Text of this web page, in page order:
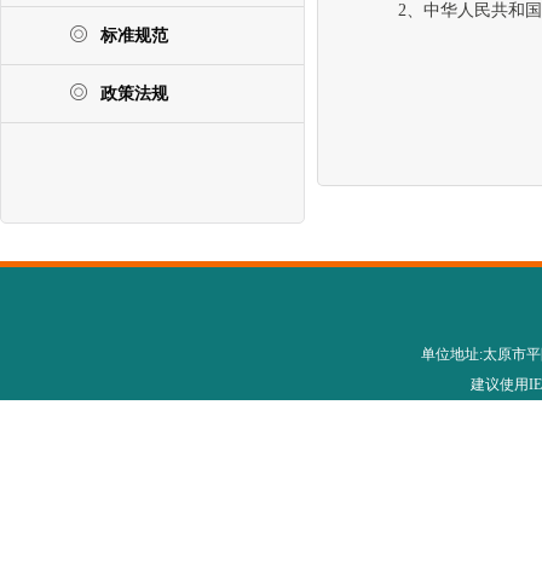
标准规范
政策法规
2、中华人民共和国
单位地址:太原市
建议使用